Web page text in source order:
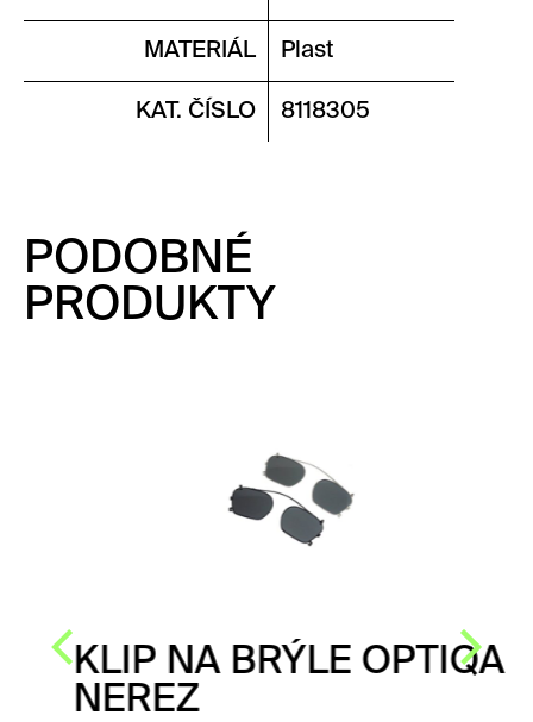
MATERIÁL Plast
KAT. ČÍSLO 8118305
PODOBNÉ
PRODUKTY
KLIP NA BRÝLE OPTIQA
NEREZ